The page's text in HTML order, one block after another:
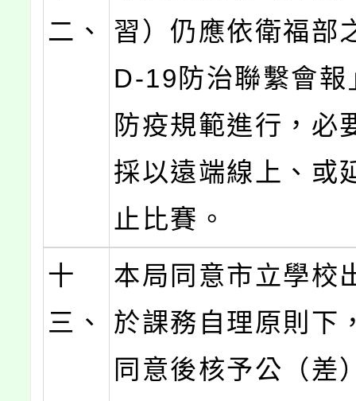
二、
習）仍應依衛福部
D-19防治聯繫會報
防疫規範進行，必
採以遠端線上、或
止比賽。
十
三、
本局同意市立學校
於課務自理原則下
同意後核予公（差